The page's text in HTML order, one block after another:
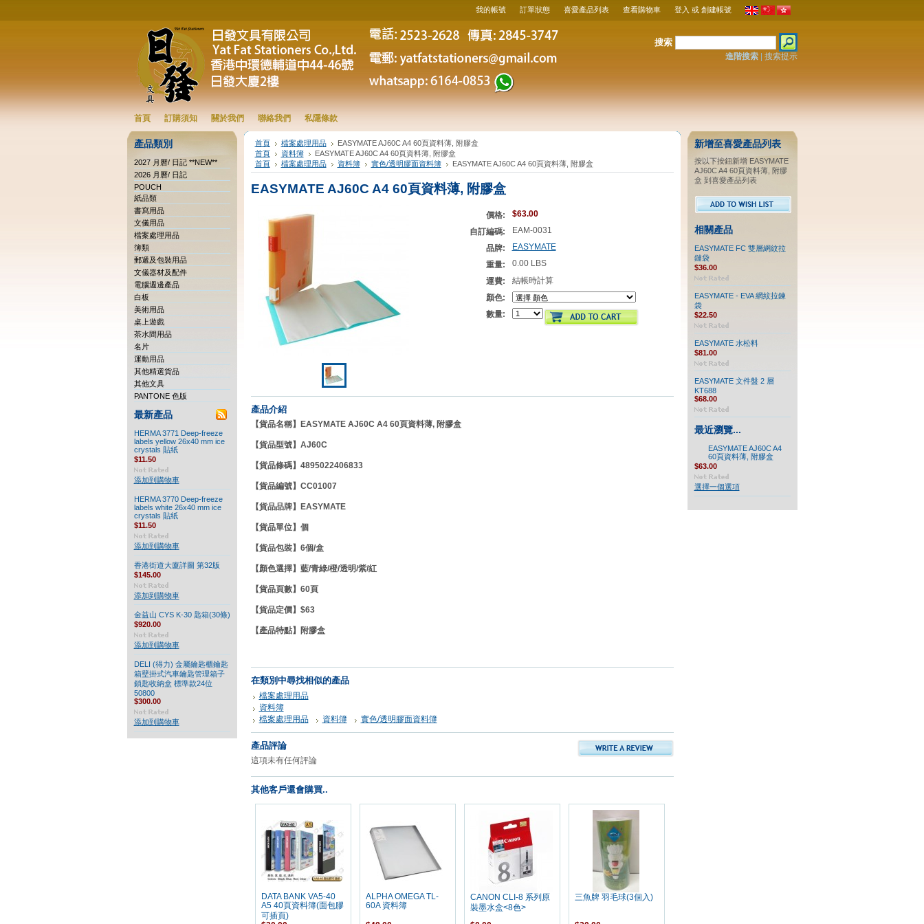
我的帳號 訂單狀態 喜愛產品列表 查看購物車 登入 或 創建帳號
搜索
進階搜索| 搜索提示
首頁 訂購須知 關於我們 聯絡我們 私隱條款
產品類別
2027 月曆/ 日記 **NEW**
2026 月曆/ 日記
POUCH
紙品類
書寫用品
文儀用品
檔案處理用品
簿類
郵遞及包裝用品
文儀器材及配件
電腦週邊產品
白板
美術用品
桌上遊戲
茶水間用品
名片
運動用品
其他精選貨品
其他文具
PANTONE 色版
最新產品
HERMA 3771 Deep-freeze
labels yellow 26x40 mm ice
crystals 貼紙
$11.50
添加到購物車
HERMA 3770 Deep-freeze
labels white 26x40 mm ice
crystals 貼紙
$11.50
添加到購物車
香港街道大廈詳圖 第32版
$145.00
添加到購物車
金益山 CYS K-30 匙箱(30條)
$920.00
添加到購物車
DELI (得力) 金屬鑰匙櫃鑰匙
箱壁掛式汽車鑰匙管理箱子
鎖匙收納盒 標準款24位
50800
$300.00
添加到購物車
首頁 檔案處理用品
EASYMATE AJ60C A4 60頁資料薄, 附膠盒
首頁
資料簿
EASYMATE AJ60C A4 60頁資料薄, 附膠盒
首頁
檔案處理用品 資料簿 實色/透明膠面資料簿 EASYMATE AJ60C A4 60頁資料薄, 附膠盒
EASYMATE AJ60C A4 60頁資料薄, 附膠盒
價格:
$63.00
自訂編碼:
EAM-0031
品牌:
EASYMATE
重量:
0.00 LBS
運費:
結帳時計算
顏色:
數量:
產品介紹
【貨品名稱】EASYMATE AJ60C A4 60頁資料薄, 附膠盒
【貨品型號】 AJ60C
【貨品條碼】 4895022406833
【貨品編號】CC01007
【貨品品牌】 EASYMATE
【貨品單位】個
【貨品包裝】6個/盒
【顏色選擇】藍/青綠/橙/透明/紫/紅
【貨品頁數】60頁
【貨品定價】$63
【產品特點】 附膠盒
在類別中尋找相似的產品
檔案處理用品
資料簿
檔案處理用品
資料簿 實色/透明膠面資料簿
產品評論
這項未有任何評論
其他客戶還會購買..
DATA BANK VA5-40
A5 40頁資料簿(面包膠
可插頁)
ALPHA OMEGA TL-
60A 資料簿
CANON CLI-8 系列原
裝墨水盒<8色>
三魚牌 羽毛球(3個入)
新增至喜愛產品列表
按以下按鈕新增 EASYMATE
AJ60C A4 60頁資料薄, 附膠
盒 到喜愛產品列表
相關產品
EASYMATE FC 雙層網紋拉
鏈袋
$36.00
EASYMATE - EVA 網紋拉鍊
袋
$22.50
EASYMATE 水松料
$81.00
EASYMATE 文件盤 2 層
KT688
$68.00
最近瀏覽...
EASYMATE AJ60C A4
60頁資料薄, 附膠盒
$63.00
選擇一個選項